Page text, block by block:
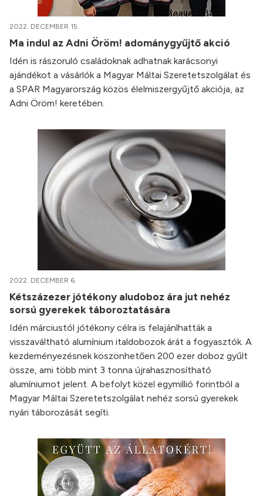
2022. DECEMBER 15.
Ma indul az Adni Öröm! adománygyűjtő akció
Idén is rászoruló családoknak adhatnak karácsonyi
ajándékot a vásárlók a Magyar Máltai Szeretetszolgálat és
a SPAR Magyarország közös élelmiszergyűjtő akciója, az
Adni Öröm! keretében.
2022. DECEMBER 6.
Kétszázezer jótékony aludoboz ára jut nehéz
sorsú gyerekek táboroztatására
Idén márciustól jótékony célra is felajánlhatták a
visszaváltható alumínium italdobozok árát a fogyasztók. A
kezdeményezésnek köszönhetően 200 ezer doboz gyűlt
össze, ami több mint 3 tonna újrahasznosítható
alumíniumot jelent. A befolyt közel egymillió forintból a
Magyar Máltai Szeretetszolgálat nehéz sorsú gyerekek
nyári táborozását segíti.